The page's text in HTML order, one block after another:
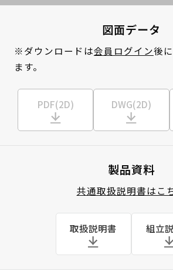
図面データ
※ダウンロードは会員ログイン後
ます。
PDF(2D) DWG(2D)
製品資料
共通取扱説明書はこ
取扱説明書 組立